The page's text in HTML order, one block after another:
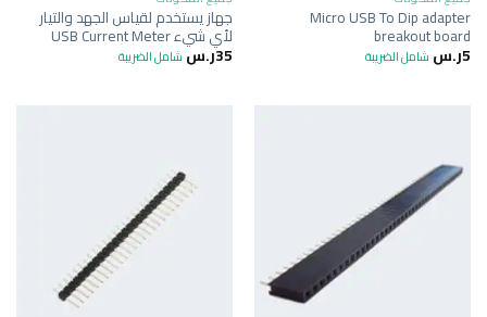
Micro USB To Dip adapter
breakout board
5ر.س شامل الضريبة
جهاز يستخدم لقياس الجهد والتيار
لأي شيء USB Current Meter
35ر.س شامل الضريبة